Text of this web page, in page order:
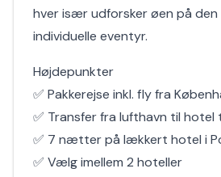
hver især udforsker øen på
individuelle eventyr.
Højdepunkter
✅ Pakkerejse inkl. fly fra
✅ Transfer fra lufthavn til hotel
✅ 7 nætter på lækkert hotel i
✅ Vælg imellem 2 hoteller